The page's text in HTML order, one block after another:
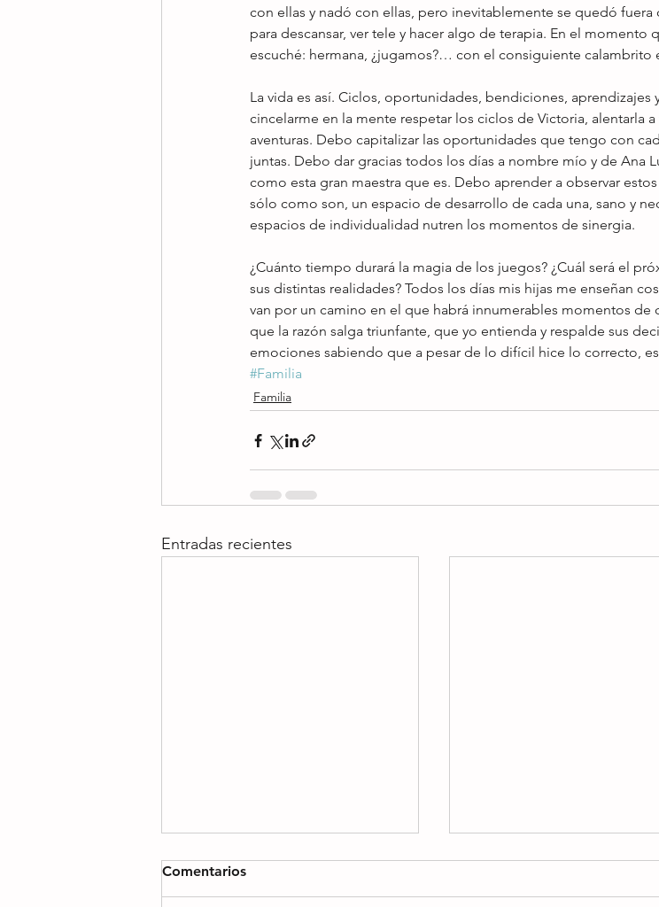
con ellas y nadó con ellas, pero inevitablemente se quedó
para descansar, ver tele y hacer algo de terapia. En el momento
escuché: hermana, ¿jugamos?… con el consiguiente calambrito
La vida es así. Ciclos, oportunidades, bendiciones,
cincelarme en la mente respetar los ciclos de Victoria, alentarla
aventuras. Debo capitalizar las oportunidades que tengo con
juntas. Debo dar gracias todos los días a nombre mío y de Ana
como esta gran maestra que es. Debo aprender a observar
sólo como son, un espacio de desarrollo de cada una, sano y
espacios de individualidad nutren los momentos de sinergia.
¿Cuánto tiempo durará la magia de los juegos? ¿Cuál será el
sus distintas realidades? Todos los días mis hijas me enseñan
van por un camino en el que habrá innumerables momentos de
que la razón salga triunfante, que yo entienda y respalde sus
emociones sabiendo que a pesar de lo difícil hice lo correcto,
#Familia
Familia
Entradas recientes
Comentarios